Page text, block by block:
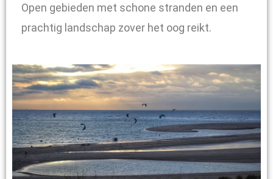
Open gebieden met schone stranden en een
prachtig landschap zover het oog reikt.